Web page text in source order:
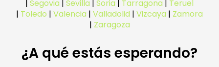
| Segovia | Sevilla | Soria | Tarragona | Teruel
| Toledo | Valencia | Valladolid | Vizcaya | Zamora
| Zaragoza
¿A qué estás esperando?